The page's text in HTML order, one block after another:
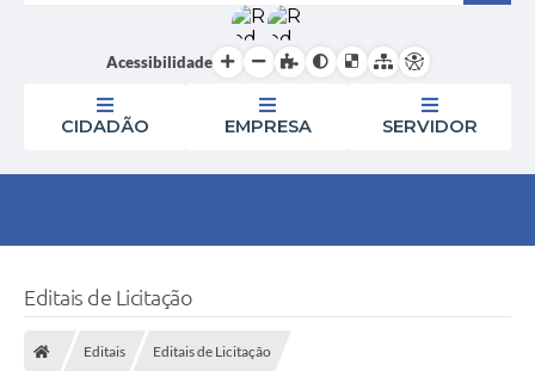
Acessibilidade
CIDADÃO EMPRESA SERVIDOR
Editais de Licitação
Editais Editais de Licitação